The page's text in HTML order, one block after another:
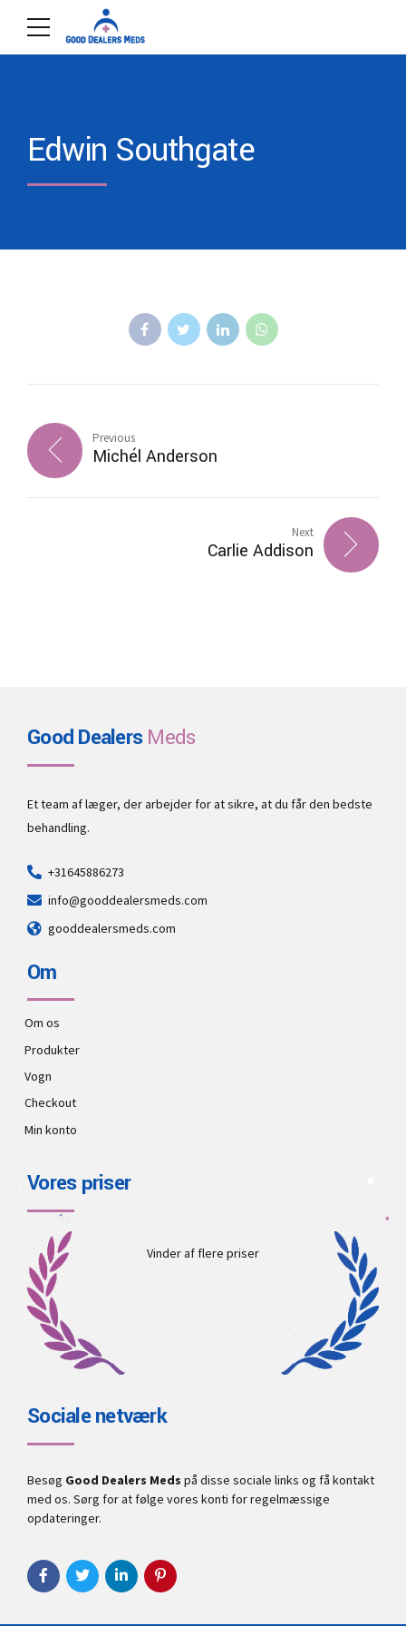
Edwin Southgate
Previous
Michél Anderson
Next
Carlie Addison
Good DealersMeds
Et team af læger, der arbejder for at sikre, at du får den bedste
behandling.
+31645886273
info@gooddealersmeds.com
gooddealersmeds.com
Om
Om os
Produkter
Vogn
Checkout
Min konto
Vores priser
Vinder af flere priser
Sociale netværk
Besøg Good Dealers Meds på disse sociale links og få kontakt
med os. Sørg for at følge vores konti for regelmæssige
opdateringer.